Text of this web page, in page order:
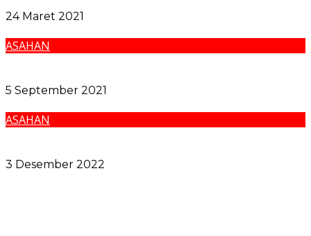
24 Maret 2021
ASAHAN
5 September 2021
ASAHAN
3 Desember 2022